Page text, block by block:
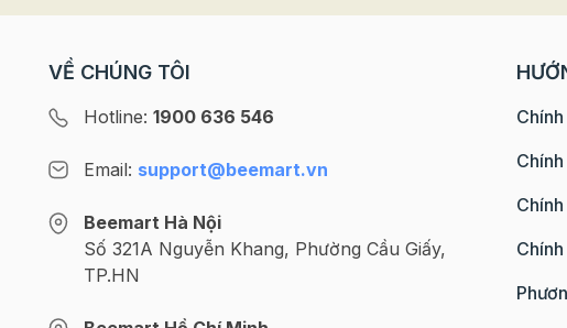
VỀ CHÚNG TÔI
Hotline: 1900 636 546
Email: support@beemart.vn
Beemart Hà Nội
Số 321A Nguyễn Khang, Phường Cầu Giấy,
TP.HN